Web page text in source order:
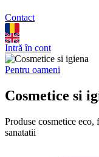
Contact
Intră în cont
Pentru oameni
Cosmetice si
Produse cosmetice eco,
sanatatii